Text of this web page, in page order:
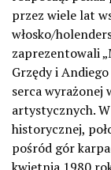
przez wiele lat
włosko/
zaprezentowali
Grzędy i
serca wyrażonej
artystycznych.
historycznej,
pośród gór